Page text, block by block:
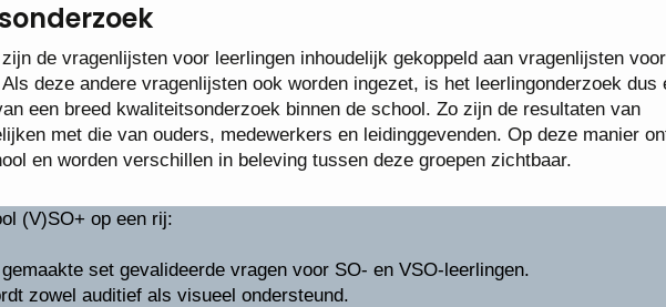
de vragenlijsten voor leerlingen inhoudelijk gekoppeld aan vragenlijsten voor
deze andere vragenlijsten ook worden ingezet, is het leerlingonderzoek dus
een breed kwaliteitsonderzoek binnen de school. Zo zijn de resultaten van
met die van ouders, medewerkers en leidinggevenden. Op deze manier
en worden verschillen in beleving tussen deze groepen zichtbaar.
(V)SO+ op een rij:
set gevalideerde vragen voor SO- en VSO-leerlingen.
zowel auditief als visueel ondersteund.